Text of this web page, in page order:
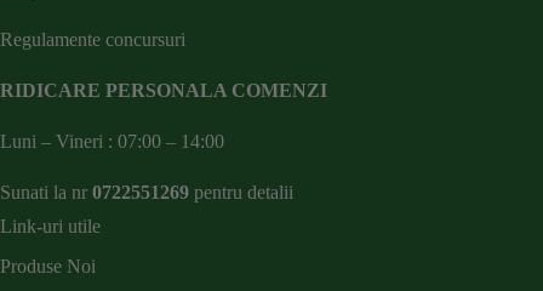
Regulamente concursuri
RIDICARE PERSONALA COMENZI
Luni – Vineri : 07:00 – 14:00
Sunati la nr 0722551269 pentru detalii
Link-uri utile
Produse Noi